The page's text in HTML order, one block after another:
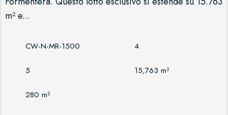
m² e...
CW-N-MR-1500 4
5 15,763 m²
280 m²